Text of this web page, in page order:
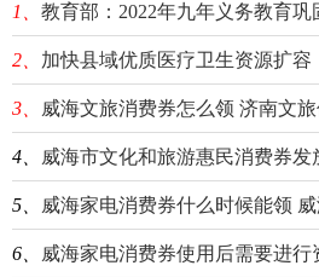
1、 教育部：2022年九年义务教育巩
2、 加快县域优质医疗卫生资源扩容
3、 威海文旅消费券怎么领 济南文
4、 威海市文化和旅游惠民消费券发
5、 威海家电消费券什么时候能领 威海
6、 威海家电消费券使用后需要进行